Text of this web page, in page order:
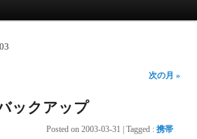
次の月 »
ックアップ
Posted on 2003-03-31 Tagged : 携帯